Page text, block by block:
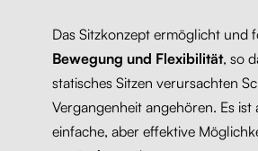
Das Sitzkonzept ermöglicht und
Bewegung und Flexibilität, so
statisches Sitzen verursachten
Vergangenheit angehören. Es ist
einfache, aber effektive